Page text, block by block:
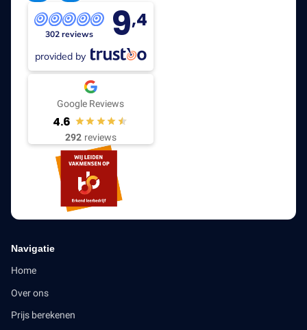
302 reviews 9,4
provided by
Google Reviews
4.6
292 reviews
Navigatie
Home
Over ons
Prijs berekenen